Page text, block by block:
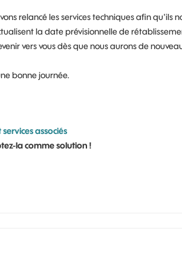
relancé les services techniques afin qu'ils
la date prévisionnelle de
vers vous dès que nous aurons de
bonne journée.
associés
la comme solution !